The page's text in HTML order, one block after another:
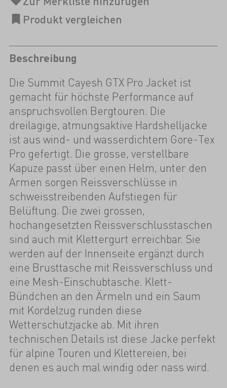
Beschreibung
Die Summit Cayesh GTX Pro Jacket ist
gemacht für höchste Performance auf
anspruchsvollen Bergtouren. Die
dreilagige, atmungsaktive Hardshelljacke
ist aus wind- und wasserdichtem Gore-Tex
Pro gefertigt. Die grosse, verstellbare
Kapuze passt über einen Helm, unter den
Armen sorgen Reissverschlüsse in
schweisstreibenden Aufstiegen für
Belüftung. Die zwei grossen,
hochangesetzten Reissverschlusstaschen
sind auch mit Klettergurt erreichbar. Sie
werden auf der Innenseite ergänzt durch
eine Brusttasche mit Reissverschluss und
eine Mesh-Einschubtasche. Klett-
Bündchen an den Ärmeln und ein Saum
mit Kordelzug runden diese
Wetterschutzjacke ab. Mit ihren
technischen Details ist diese Jacke perfekt
für alpine Touren und Klettereien, bei
denen es auch mal windig oder nass wird.